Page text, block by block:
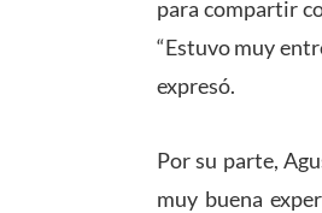
para compartir
“Estuvo muy
expresó.
Por su parte,
muy buena